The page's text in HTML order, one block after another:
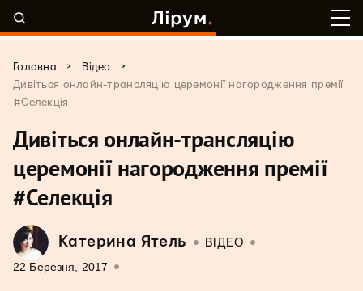
Головна > Відео
>
Дивіться онлайн-трансляцію церемонії нагородження премії
#Селекція
Дивіться онлайн-трансляцію
церемонії нагородження премії
#Селекція
Катерина Ятель ВІДЕО
22 Березня, 2017